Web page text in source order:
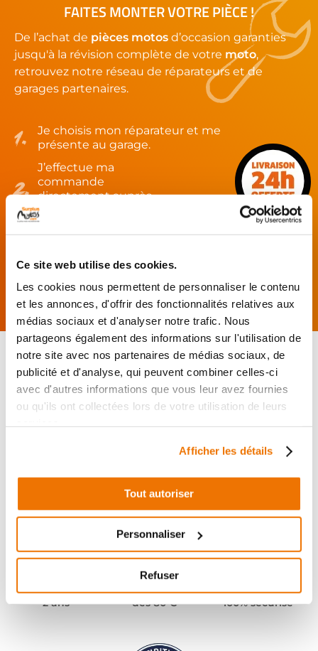
Ce site web utilise des cookies.
Les cookies nous permettent de personnaliser le contenu
et les annonces, d'offrir des fonctionnalités relatives aux
médias sociaux et d'analyser notre trafic. Nous
partageons également des informations sur l'utilisation de
notre site avec nos partenaires de médias sociaux, de
publicité et d'analyse, qui peuvent combiner celles-ci
avec d'autres informations que vous leur avez fournies
ou qu'ils ont collectées lors de votre utilisation de leurs
Afficher les détails
Tout autoriser
Personnaliser
Refuser
FAITES MONTER VOTRE PIÈCE !
De l’achat de pièces motos d’occasion garanties
jusqu'à la révision complète de votre moto,
retrouvez notre réseau de réparateurs et de
garages partenaires.
Je choisis mon réparateur et me
présente au garage.
J’effectue ma
commande
directement auprès
du réparateur.
Mes pièces sont livrées et
Pièces garanties
2 ans
Port offert
dès 80 €
Paiement
100% sécurisé